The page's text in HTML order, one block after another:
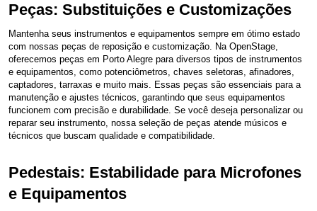
Peças: Substituições e Customizações
Mantenha seus instrumentos e equipamentos sempre em ótimo estado
com nossas peças de reposição e customização. Na OpenStage,
oferecemos peças em Porto Alegre para diversos tipos de instrumentos
e equipamentos, como potenciômetros, chaves seletoras, afinadores,
captadores, tarraxas e muito mais. Essas peças são essenciais para a
manutenção e ajustes técnicos, garantindo que seus equipamentos
funcionem com precisão e durabilidade. Se você deseja personalizar ou
reparar seu instrumento, nossa seleção de peças atende músicos e
técnicos que buscam qualidade e compatibilidade.
Pedestais: Estabilidade para Microfones
e Equipamentos